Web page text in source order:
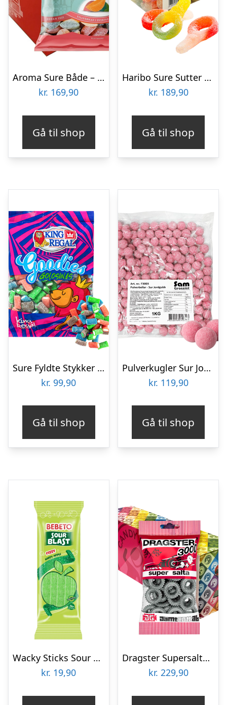
Aroma Sure Både – 20 x 80 g
kr. 169,90
Gå til shop
Haribo Sure Sutter Økonomipakke – 2 kg
kr. 189,90
Gå til shop
Sure Fyldte Stykker Økonomipakke – 1 kg
kr. 99,90
Gå til shop
Pulverkugler Sur Jordbær Økonomipakke – 1 kg
kr. 119,90
Gå til shop
Wacky Sticks Sour Blast Apple – 182 g
kr. 19,90
Dragster Supersalta Økonomipakke – 25 x 65 g
kr. 229,90